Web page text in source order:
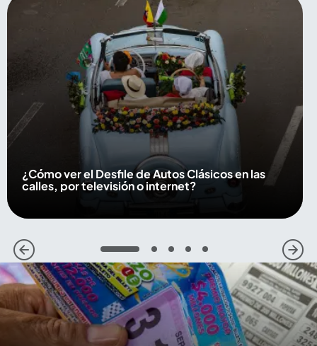
¿Cómo ver el Desfile de Autos Clásicos en las
calles, por televisión o internet?
1 2 3 4 5